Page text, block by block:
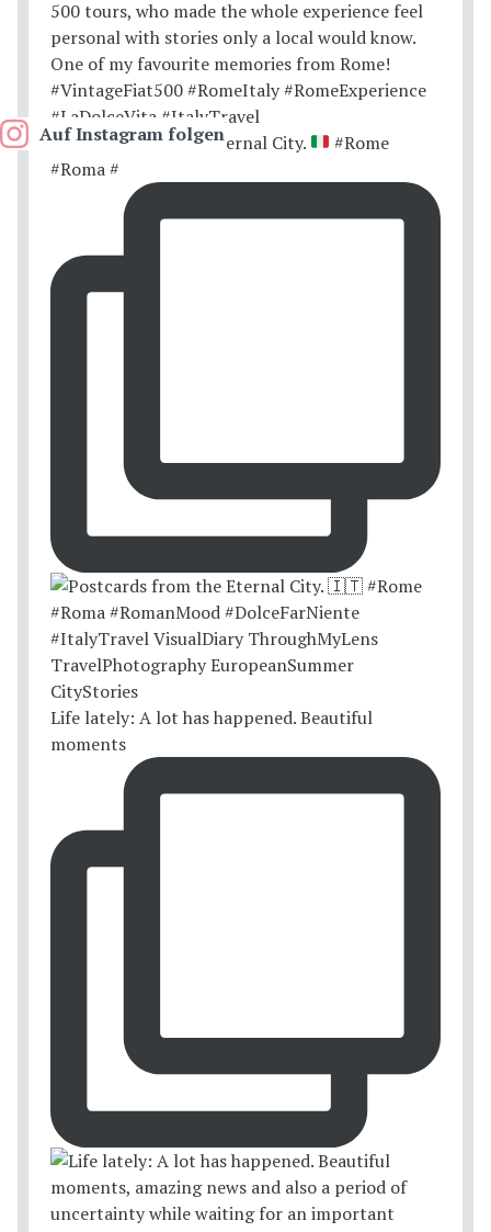
Postcards from the Eternal City.
#Rome
#Roma #
Life lately: A lot has happened. Beautiful
moments
Auf Instagram folgen